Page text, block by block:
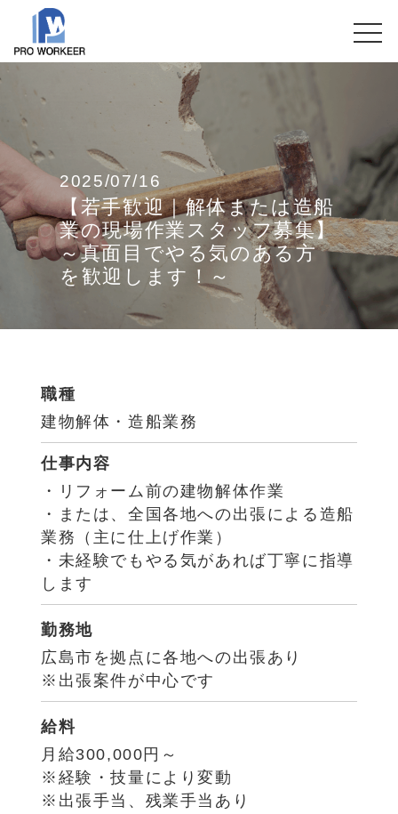
2025/07/16
【若手歓迎｜解体または造船
業の現場作業スタッフ募集】
～真面目でやる気のある方
を歓迎します！～
職種
建物解体・造船業務
仕事内容
・リフォーム前の建物解体作業
・または、全国各地への出張による造船
業務（主に仕上げ作業）
・未経験でもやる気があれば丁寧に指導
します
勤務地
広島市を拠点に各地への出張あり
※出張案件が中心です
給料
月給300,000円～
※経験・技量により変動
※出張手当、残業手当あり